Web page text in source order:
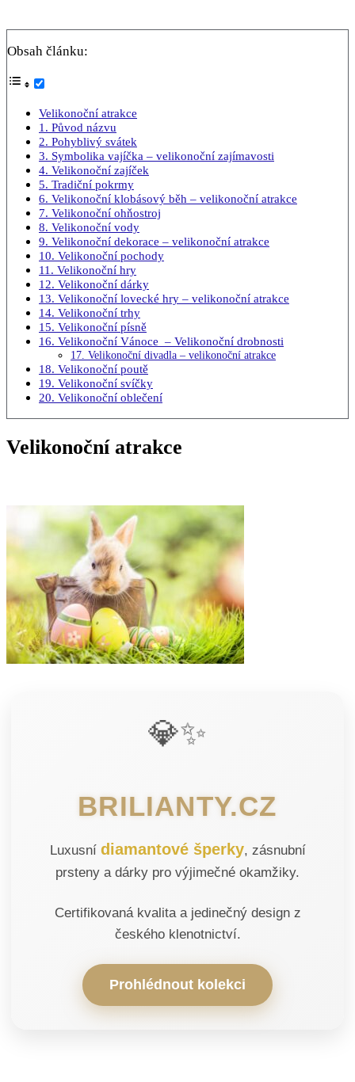
Obsah článku:
Velikonoční atrakce
1. Původ názvu
2. Pohyblivý svátek
3. Symbolika vajíčka – velikonoční zajímavosti
4. Velikonoční zajíček
5. Tradiční pokrmy
6. Velikonoční klobásový běh – velikonoční atrakce
7. Velikonoční ohňostroj
8. Velikonoční vody
9. Velikonoční dekorace – velikonoční atrakce
10. Velikonoční pochody
11. Velikonoční hry
12. Velikonoční dárky
13. Velikonoční lovecké hry – velikonoční atrakce
14. Velikonoční trhy
15. Velikonoční písně
16. Velikonoční Vánoce – Velikonoční drobnosti
17. Velikonoční divadla – velikonoční atrakce
18. Velikonoční poutě
19. Velikonoční svíčky
20. Velikonoční oblečení
Velikonoční atrakce
💎✨
BRILIANTY.CZ
Luxusní diamantové šperky, zásnubní
prsteny a dárky pro výjimečné okamžiky.
Certifikovaná kvalita a jedinečný design z
českého klenotnictví.
Prohlédnout kolekci